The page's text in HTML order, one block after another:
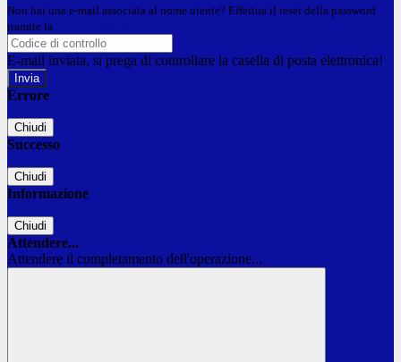
Non hai una e-mail associata al nome utente? Effettua il reset della password
tramite la
E-mail inviata, si prega di controllare la casella di posta elettronica!
Errore
Chiudi
Successo
Chiudi
Informazione
Chiudi
Attendere...
Attendere il completamento dell'operazione...